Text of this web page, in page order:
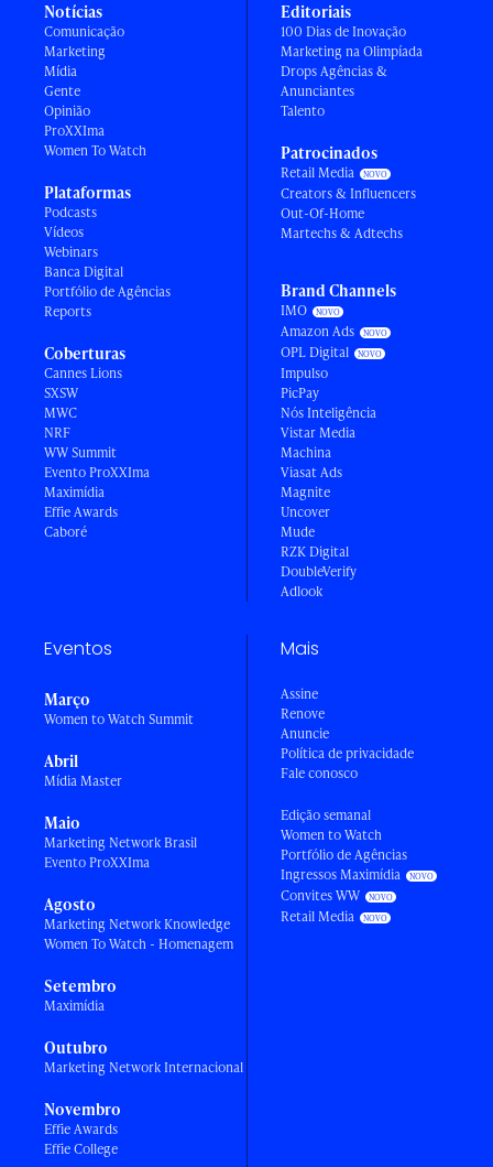
Notícias
Comunicação
Marketing
Mídia
Gente
Opinião
ProXXIma
Women To Watch
Plataformas
Podcasts
Vídeos
Webinars
Banca Digital
Portfólio de Agências
Reports
Coberturas
Cannes Lions
SXSW
MWC
NRF
WW Summit
Evento ProXXIma
Maximídia
Effie Awards
Caboré
Editoriais
100 Dias de Inovação
Marketing na Olimpíada
Drops Agências &
Anunciantes
Talento
Patrocinados
Retail Media
Creators & Influencers
Out-Of-Home
Martechs & Adtechs
Brand Channels
IMO
Amazon Ads
OPL Digital
Impulso
PicPay
Nós Inteligência
Vistar Media
Machina
Viasat Ads
Magnite
Uncover
Mude
RZK Digital
DoubleVerify
Adlook
Eventos
Março
Women to Watch Summit
Abril
Mídia Master
Maio
Marketing Network Brasil
Evento ProXXIma
Agosto
Marketing Network Knowledge
Women To Watch - Homenagem
Setembro
Maximídia
Outubro
Marketing Network Internacional
Novembro
Effie Awards
Effie College
Mais
Assine
Renove
Anuncie
Política de privacidade
Fale conosco
Edição semanal
Women to Watch
Portfólio de Agências
Ingressos Maximídia
Convites WW
Retail Media